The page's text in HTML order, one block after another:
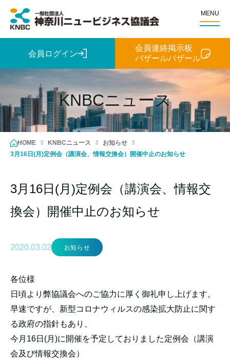
MENU
会員ログイン
会員連絡掲示板
バザールバザール
KNBCニュース
HOME KNBCニュース
お知らせ
3月16日(月)定例会（講演会、情報交換会）開催中止のお知らせ
3月16日(月)定例会（講演会、情報交
換会）開催中止のお知らせ
2020.03.02 お知らせ
各位様
日頃より弊協議会へのご協力に厚く御礼申し上げます。
早速ですが、新型コロナウィルスの感染拡大防止に関す
る政府の指針もあり、
今月16日(月)に開催を予定しておりました定例会（講演
会及び情報交換会）